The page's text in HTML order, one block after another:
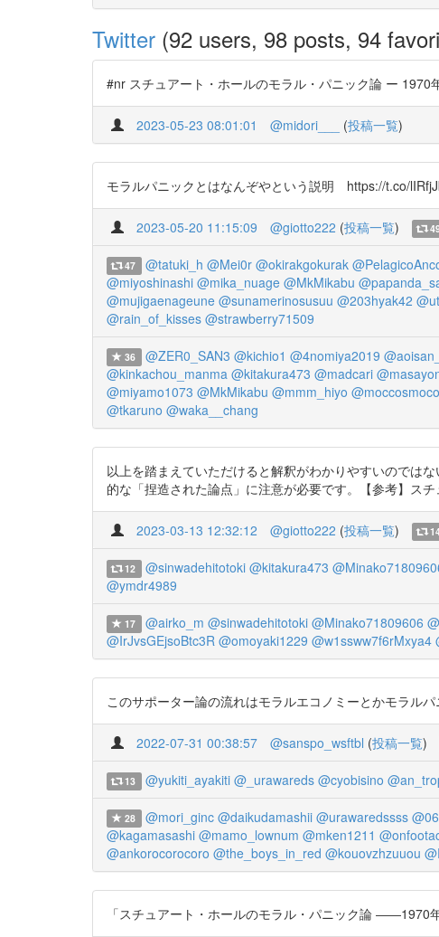
Twitter (92 users, 98 posts, 94
#nr スチュアート・ホールのモラル・パニック論 ー
2023-05-23 08:01:01 @midori___ (投稿一覧)
モラルパニックとはなんぞやという説明 https://t.co/
2023-05-20 11:15:09 @giotto222 (投稿一覧)
47 @tatuki_h @Mei0r @okirakgokurak
@miyoshinashi @mika_nuage @MkMikabu
@mujigaenageune @sunamerinosusuu @203hyak42
@rain_of_kisses @strawberry71509
36 @ZER0_SAN3 @kichio1 @4nomiya2019
@kinkachou_manma @kitakura473 @madcari
@miyamo1073 @MkMikabu @mmm_hiyo @moccosmoco
@tkaruno @waka__chang
以上を踏まえていただけると解釈がわかりやすいのでは
的な「捏造された論点」に注意が必要です。【参考】ス
2023-03-13 12:32:12 @giotto222 (投稿一覧)
12 @sinwadehitotoki @kitakura473
@ymdr4989
17 @airko_m @sinwadehitotoki @Minako71809606
@IrJvsGEjsoBtc3R @omoyaki1229 @w1ssww7f6rMxya4
このサポーター論の流れはモラルエコノミーとかモラル
2022-07-31 00:38:57 @sanspo_wsftbl (投稿一覧)
13 @yukiti_ayakiti @_urawareds @cyobisino
28 @mori_ginc @daikudamashii @urawaredssss
@kagamasashi @mamo_lownum @mken1211
@ankorocorocoro @the_boys_in_red @kouovzhzuuou
「スチュアート・ホールのモラル・パニック論